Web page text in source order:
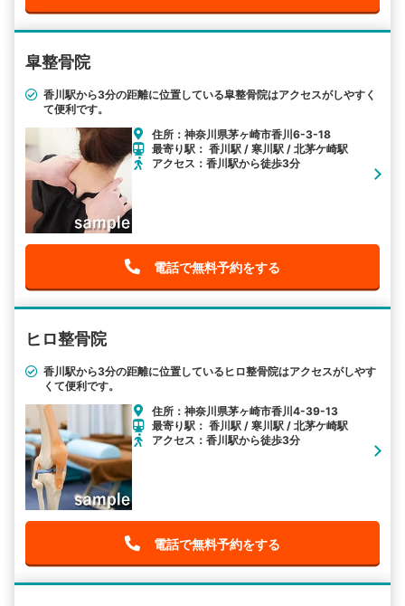
皐整骨院
香川駅から3分の距離に位置している皐整骨院はアクセスがしやすく
て便利です。
住所：神奈川県茅ヶ崎市香川6-3-18
最寄り駅： 香川駅 / 寒川駅 / 北茅ケ崎駅
アクセス：香川駅から徒歩3分
電話で無料予約をする
ヒロ整骨院
香川駅から3分の距離に位置しているヒロ整骨院はアクセスがしやす
くて便利です。
住所：神奈川県茅ヶ崎市香川4-39-13
最寄り駅： 香川駅 / 寒川駅 / 北茅ケ崎駅
アクセス：香川駅から徒歩3分
電話で無料予約をする